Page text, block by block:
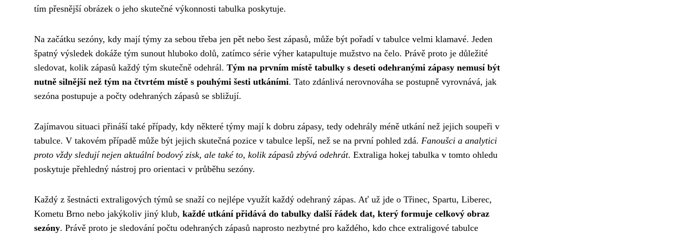
tím přesnější obrázek o jeho skutečné výkonnosti tabulka poskytuje.
Na začátku sezóny, kdy mají týmy za sebou třeba jen pět nebo šest zápasů, může být pořadí v tabulce velmi klamavé. Jeden
špatný výsledek dokáže tým sunout hluboko dolů, zatímco série výher katapultuje mužstvo na čelo. Právě proto je důležité
sledovat, kolik zápasů každý tým skutečně odehrál. Tým na prvním místě tabulky s deseti odehranými zápasy nemusí být
nutně silnější než tým na čtvrtém místě s pouhými šesti utkáními. Tato zdánlivá nerovnováha se postupně vyrovnává, jak
sezóna postupuje a počty odehraných zápasů se sbližují.
Zajímavou situaci přináší také případy, kdy některé týmy mají k dobru zápasy, tedy odehrály méně utkání než jejich soupeři v
tabulce. V takovém případě může být jejich skutečná pozice v tabulce lepší, než se na první pohled zdá. Fanoušci a analytici
proto vždy sledují nejen aktuální bodový zisk, ale také to, kolik zápasů zbývá odehrát. Extraliga hokej tabulka v tomto ohledu
poskytuje přehledný nástroj pro orientaci v průběhu sezóny.
Každý z šestnácti extraligových týmů se snaží co nejlépe využít každý odehraný zápas. Ať už jde o Třinec, Spartu, Liberec,
Kometu Brno nebo jakýkoliv jiný klub, každé utkání přidává do tabulky další řádek dat, který formuje celkový obraz
sezóny. Právě proto je sledování počtu odehraných zápasů naprosto nezbytné pro každého, kdo chce extraligové tabulce